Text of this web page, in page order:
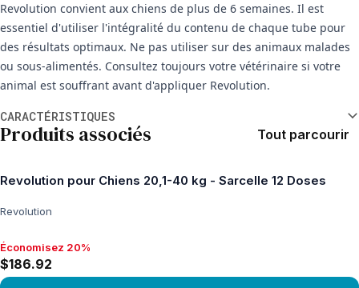
Revolution convient aux chiens de plus de 6 semaines. Il est
essentiel d'utiliser l'intégralité du contenu de chaque tube pour
des résultats optimaux. Ne pas utiliser sur des animaux malades
ou sous-alimentés. Consultez toujours votre vétérinaire si votre
animal est souffrant avant d'appliquer Revolution.
CARACTÉRISTIQUES
Produits associés Tout parcourir
Revolution pour Chiens 20,1-40 kg - Sarcelle 12 Doses
Revolution
Économisez 20%, $186.92
Économisez 20%
$186.92